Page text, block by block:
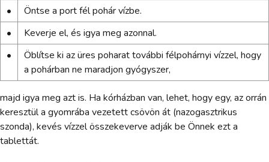
•
Öntse a port fél pohár vízbe.
•
Keverje el, és igya meg azonnal.
•
Öblítse ki az üres poharat további félpohárnyi vízzel, hogy
a pohárban ne maradjon gyógyszer,
majd igya meg azt is. Ha kórházban van, lehet, hogy egy, az orrán
keresztül a gyomrába vezetett csövön át (nazogasztrikus
szonda), kevés vízzel összekeverve adják be Önnek ezt a
tablettát.